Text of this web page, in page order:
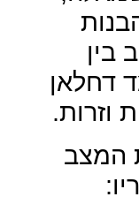
בין
דחלאן
וזרות.
המצב